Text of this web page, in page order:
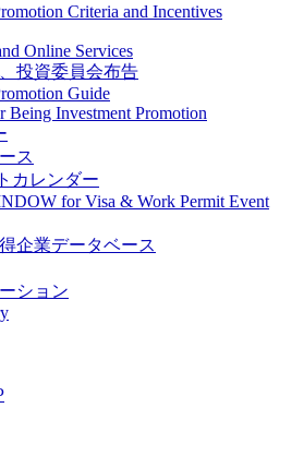
Criteria and Incentives
Online Services
投資委員会布告
Guide
Being Investment Promotion
ス
カレンダー
for Visa & Work Permit Event
企業データベース
ション